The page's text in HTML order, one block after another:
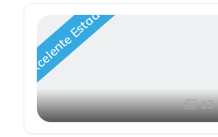
Excelente Estado
13